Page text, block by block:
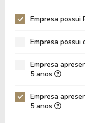
Patrimônio / Ativos
Passivos / Ativos
CAGR Receitas 5
CAGR Lucros 5
Empresa possui
Empresa possui
Empresa
5 anos
Empresa
5 anos